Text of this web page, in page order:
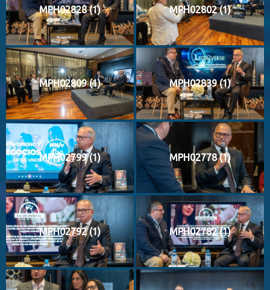
MPH02828 (1) MPH02802 (1)
MPH02809 (1) MPH02839 (1)
MPH02799 (1) MPH02778 (1)
MPH02792 (1) MPH02782 (1)